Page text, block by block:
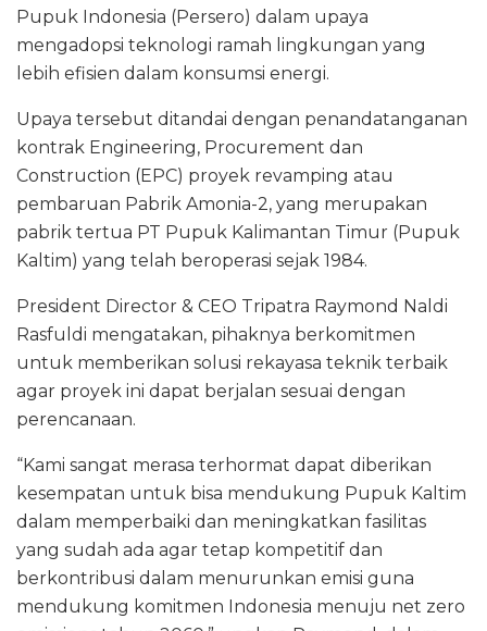
b
o
o
k
r
A
p
p
ra
m
d
s
Pupuk Indonesia (Persero) dalam upaya
mengadopsi teknologi ramah lingkungan yang
lebih efisien dalam konsumsi energi.
Upaya tersebut ditandai dengan penandatanganan
kontrak Engineering, Procurement dan
Construction (EPC) proyek revamping atau
pembaruan Pabrik Amonia-2, yang merupakan
pabrik tertua PT Pupuk Kalimantan Timur (Pupuk
Kaltim) yang telah beroperasi sejak 1984.
President Director & CEO Tripatra Raymond Naldi
Rasfuldi mengatakan, pihaknya berkomitmen
untuk memberikan solusi rekayasa teknik terbaik
agar proyek ini dapat berjalan sesuai dengan
perencanaan.
“Kami sangat merasa terhormat dapat diberikan
kesempatan untuk bisa mendukung Pupuk Kaltim
dalam memperbaiki dan meningkatkan fasilitas
yang sudah ada agar tetap kompetitif dan
berkontribusi dalam menurunkan emisi guna
mendukung komitmen Indonesia menuju net zero